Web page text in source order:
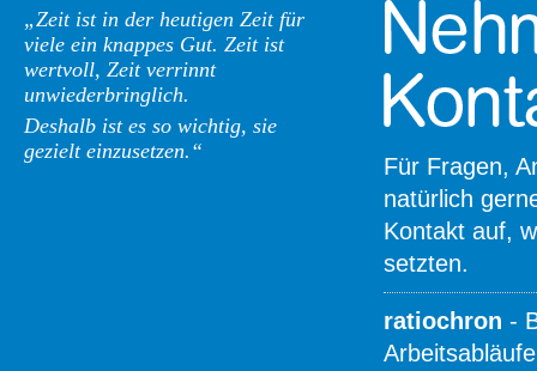
„Zeit ist in der heutigen Zeit für
viele ein knappes Gut. Zeit ist
wertvoll, Zeit verrinnt
unwiederbringlich.
Deshalb ist es so wichtig, sie
gezielt einzusetzen.“
Für Fragen,
natürlich
Kontakt auf,
setzten.
ratiochron -